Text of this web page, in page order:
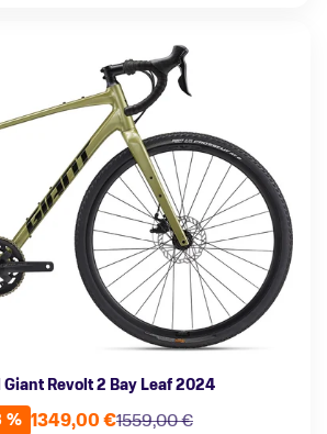
Revolt 2 Bay Leaf 2024
%
1559,00 €
1349,00 €